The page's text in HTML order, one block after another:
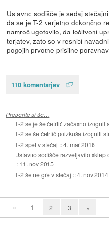
Ustavno sodišče je sedaj
da se je T-2 verjetno dokončno
namreč ugotovilo, da ločitveni
terjatev, zato so v resnici
pogojih prvotne prisilne
110 komentarjev
Preberite si še…
T-2 se je še četrtič začasno izognil
T-2 se še četrtič poizkuša izogniti
T-2 spet v stečaj ::4. mar 2016
Ustavno sodišče razveljavilo sklep
:: 11. nov 2015
T-2 še ne gre v stečaj ::4. nov 2014
« 1 2 3 »